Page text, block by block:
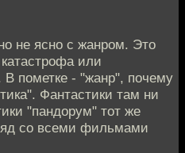
не ясно с жанром. Это
или
В пометке - "жанр", почему
Фантастики там ни
"пандорум" тот же
со всеми фильмами